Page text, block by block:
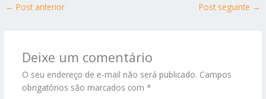
← Post anterior Post seguinte →
Deixe um comentário
O seu endereço de e-mail não será publicado. Campos
obrigatórios são marcados com *